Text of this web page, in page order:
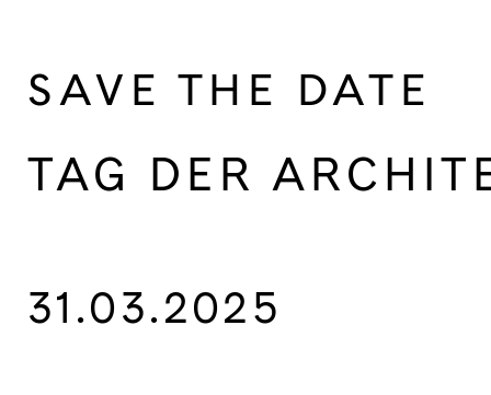
SAVE THE DATE
TAG DER
31.03.2025